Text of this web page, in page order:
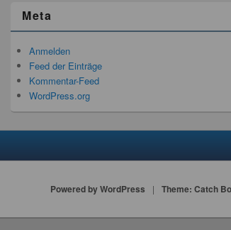
Meta
Anmelden
Feed der Einträge
Kommentar-Feed
WordPress.org
Powered by WordPress | Theme: Catch